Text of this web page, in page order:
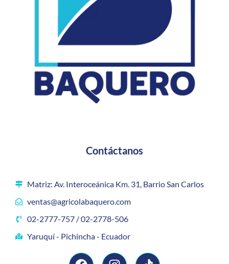
Contáctanos
Matriz: Av. Interoceánica Km. 31, Barrio San Carlos
ventas@agricolabaquero.com
02-2777-757 / 02-2778-506
Yaruquí - Pichincha - Ecuador